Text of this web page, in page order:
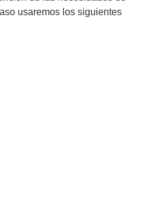
usaremos los siguientes